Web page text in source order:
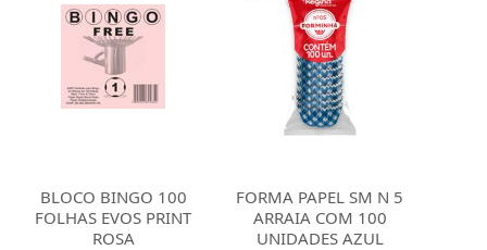
BLOCO BINGO 100
FOLHAS EVOS PRINT
ROSA
FORMA PAPEL SM N 5
ARRAIA COM 100
UNIDADES AZUL